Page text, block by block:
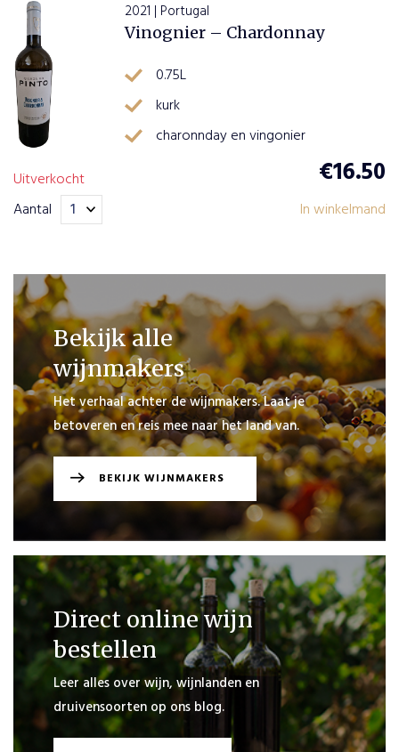
2021 | Portugal
Vinognier – Chardonnay
0.75L
kurk
charonnday en vingonier
Uitverkocht
€16.50
Aantal In winkelmand
Bekijk alle
wijnmakers
Het verhaal achter de wijnmakers. Laat je
betoveren en reis mee naar het land van.
BEKIJK WIJNMAKERS
Direct online wijn
bestellen
Leer alles over wijn, wijnlanden en
druivensoorten op ons blog.
PLAATS
BESTELLING
VERDER
WINKELEN